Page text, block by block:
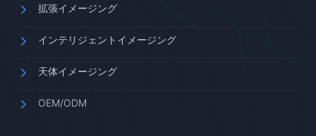
拡張イメージング
インテリジェントイメージング
天体イメージング
OEM/ODM